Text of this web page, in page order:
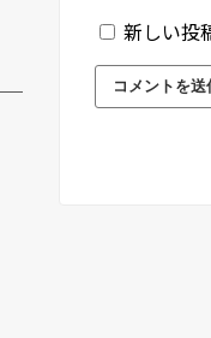
新しい投